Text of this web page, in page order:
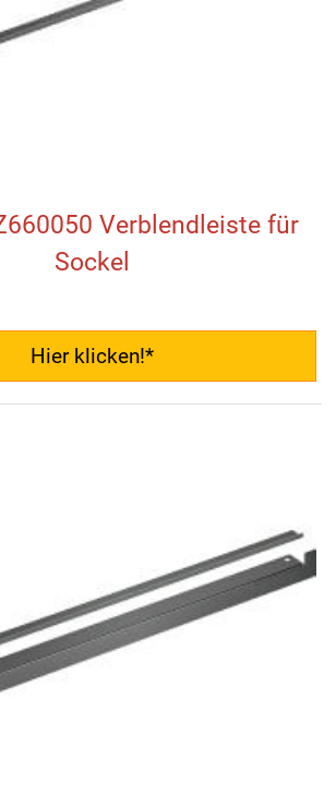
Verblendleiste für
Sockel
Hier klicken!*